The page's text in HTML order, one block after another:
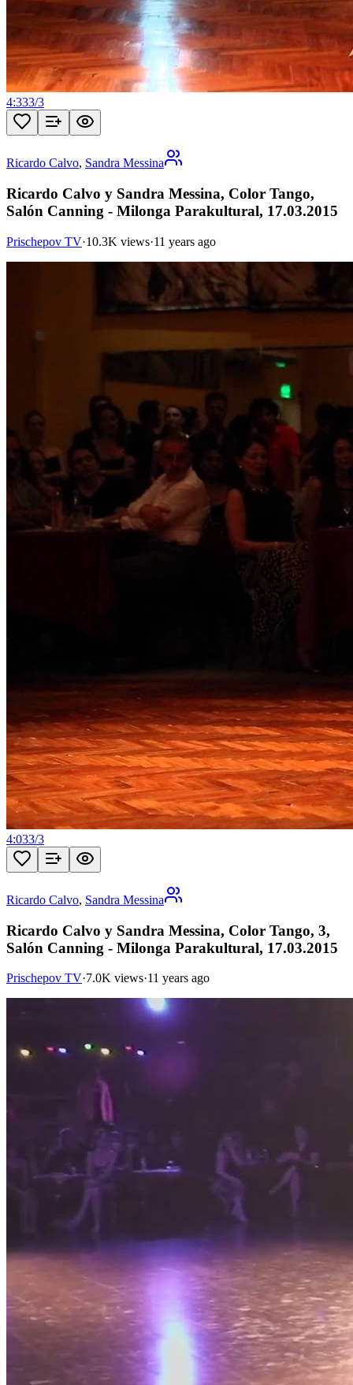
4:333/3
Ricardo Calvo, Sandra Messina
Ricardo Calvo y Sandra Messina, Color Tango,
Salón Canning - Milonga Parakultural, 17.03.2015
Prischepov TV·10.3K views·11 years ago
4:033/3
Ricardo Calvo, Sandra Messina
Ricardo Calvo y Sandra Messina, Color Tango, 3,
Salón Canning - Milonga Parakultural, 17.03.2015
Prischepov TV·7.0K views·11 years ago